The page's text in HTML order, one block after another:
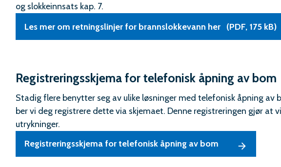
og slokkeinnsats kap. 7.
Les mer om retningslinjer for brannslokkevann her (PDF, 175 kB)
Registreringsskjema for telefonisk åpning av bom
Stadig flere benytter seg av ulike løsninger med telefonisk åpning av
ber vi deg registrere dette via skjemaet. Denne registreringen gjør at
utrykninger.
Registreringsskjema for telefonisk åpning av bom